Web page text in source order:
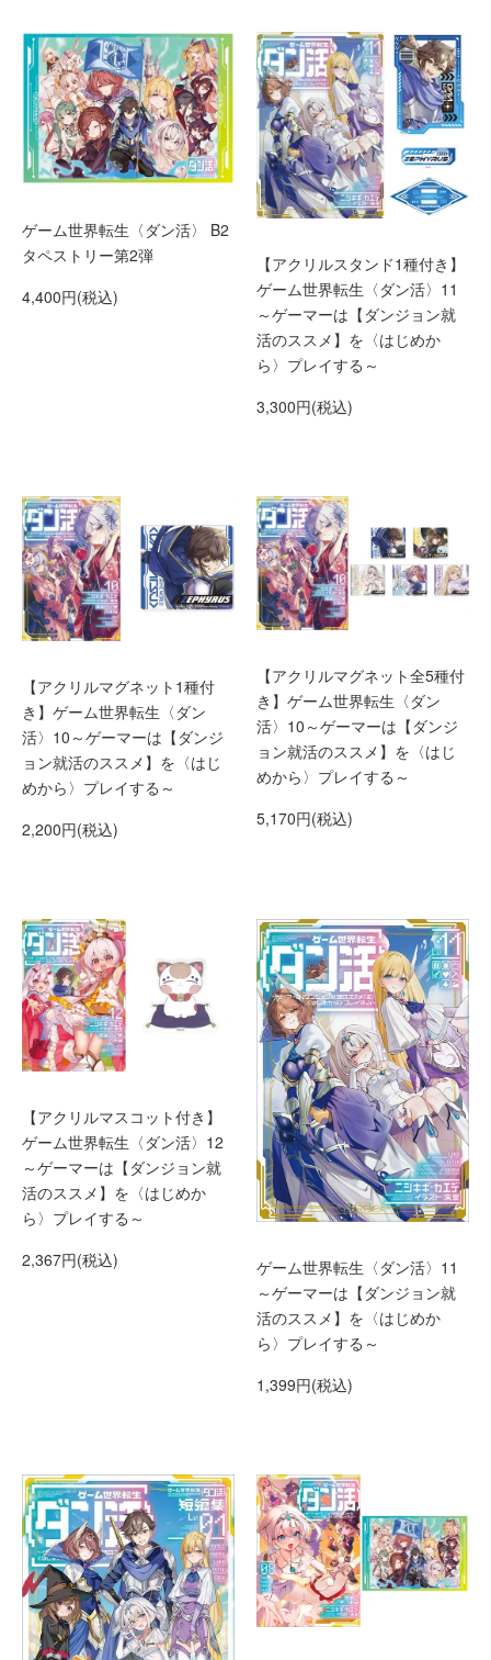
ゲーム世界転生〈ダン活〉 B2
タペストリー第2弾
4,400円(税込)
【アクリルスタンド1種付き】
ゲーム世界転生〈ダン活〉11
～ゲーマーは【ダンジョン就
活のススメ】を〈はじめか
ら〉プレイする～
3,300円(税込)
【アクリルマグネット1種付
き】ゲーム世界転生〈ダン
活〉10～ゲーマーは【ダンジ
ョン就活のススメ】を〈はじ
めから〉プレイする～
2,200円(税込)
【アクリルマグネット全5種付
き】ゲーム世界転生〈ダン
活〉10～ゲーマーは【ダンジ
ョン就活のススメ】を〈はじ
めから〉プレイする～
5,170円(税込)
【アクリルマスコット付き】
ゲーム世界転生〈ダン活〉12
～ゲーマーは【ダンジョン就
活のススメ】を〈はじめか
ら〉プレイする～
2,367円(税込)
ゲーム世界転生〈ダン活〉11
～ゲーマーは【ダンジョン就
活のススメ】を〈はじめか
ら〉プレイする～
1,399円(税込)